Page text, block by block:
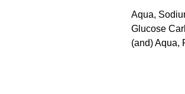
Aqua,
Glucose
(and) Aqua,